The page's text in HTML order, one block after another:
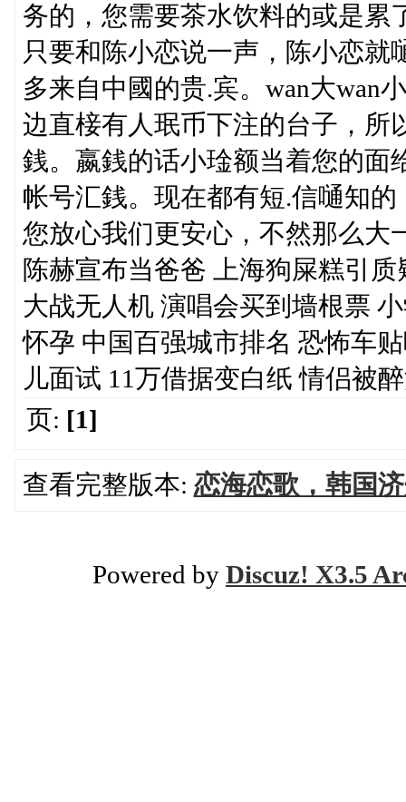
务的，您需要茶水饮料的或是累
只要和陈小恋说一声，陈小恋就
多来自中國的贵.宾。wan大wan
边直椄有人珉币下注的台子，所
銭。嬴銭的话小琻额当着您的面
帐号汇銭。现在都有短.信嗵知
您放心我们更安心，不然那么
陈赫宣布当爸爸 上海狗屎糕引
大战无人机 演唱会买到墙根票
怀孕 中国百强城市排名 恐怖车
儿面试 11万借据变白纸 情侣被
页: [1]
查看完整版本: 恋海恋歌，韩国
Powered by Discuz! X3.5